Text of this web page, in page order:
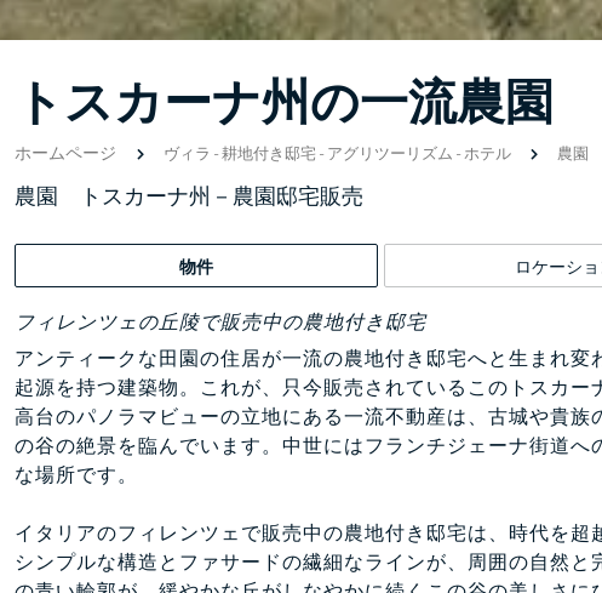
トスカーナ州の一流農園
ホームページ ヴィラ -耕地付き邸宅-アグリツーリズム-ホテル 農園
農園 トスカーナ州－農園邸宅販売
物件 ロケーシ
フィレンツェの丘陵で販売中の農地付き邸宅
アンティークな田園の住居が一流の農地付き邸宅へと生まれ
起源を持つ建築物。これが、只今販売されているこのトスカ
高台のパノラマビューの立地にある一流不動産は、古城や貴
の谷の絶景を臨んでいます。中世にはフランチジェーナ街道
な場所です。
イタリアのフィレンツェで販売中の農地付き邸宅は、時代を超
シンプルな構造とファサードの繊細なラインが、周囲の自然